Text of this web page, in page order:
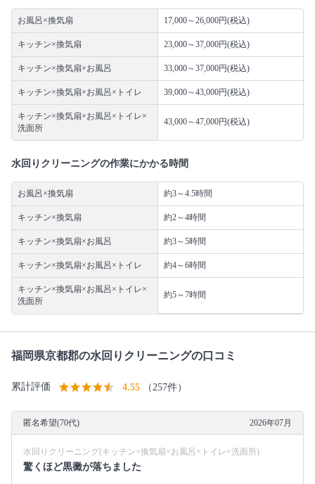
お風呂×換気扇 17,000～26,000円(税込)
キッチン×換気扇 23,000～37,000円(税込)
キッチン×換気扇×お風呂 33,000～37,000円(税込)
キッチン×換気扇×お風呂×トイレ 39,000～43,000円(税込)
キッチン×換気扇×お風呂×トイレ×
洗面所
43,000～47,000円(税込)
水回りクリーニングの作業にかかる時間
お風呂×換気扇 約3～4.5時間
キッチン×換気扇 約2～4時間
キッチン×換気扇×お風呂 約3～5時間
キッチン×換気扇×お風呂×トイレ 約4～6時間
キッチン×換気扇×お風呂×トイレ×
洗面所
約5～7時間
福岡県京都郡の水回りクリーニングの口コミ
累計評価 4.55 （257件）
匿名希望(70代) 2026年07月
水回りクリーニング(キッチン×換気扇×お風呂×トイレ×洗面所)
驚くほど黒黴が落ちました